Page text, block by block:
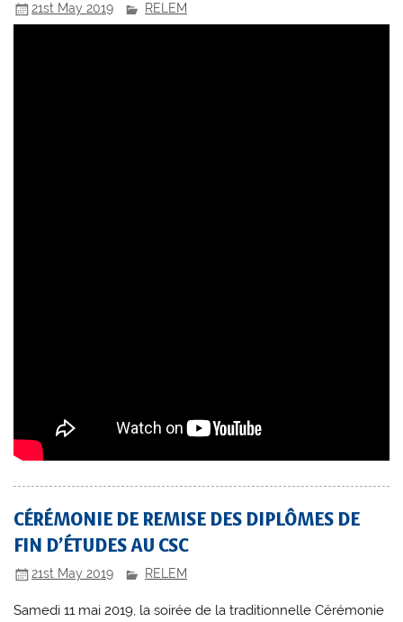
21st May 2019 RELEM
CÉRÉMONIE DE REMISE DES DIPLÔMES DE
FIN D’ÉTUDES AU CSC
21st May 2019 RELEM
Samedi 11 mai 2019, la soirée de la traditionnelle Cérémonie